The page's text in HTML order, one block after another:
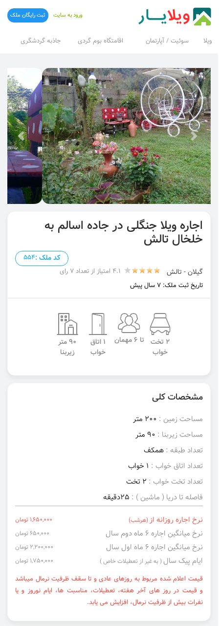
ویلا سوئیت / آپارتمان اقامتگاه بوم گردی جاذبه گردشگری
ورود به سایت ثبت رایگان ملک
اجاره ویلا جنگلی در جاده اسالم به
خلخال تالش
کد ملک :554
گیلان - تالش
4.1 امتیاز از تعداد 7 رای
تاریخ ثبت ملک: 7 سال پیش
2 تخت
خواب
تا 6 مهمان
1 اتاق
خواب
90 متر
زیربنا
مشخصات کلی
مساحت زمین : 200 متر
مساحت زیربنا : 90 متر
تعداد طبقه : همکف
تعداد اتاق خواب : 1 خواب
تعداد تخت خواب : 2 تخت
فاصله تا دریا ( ماشین ) : 25دقیقه
نرخ اجاره روزانه از (هرشب) 1,650,000 تومان
نرخ میانگین اجاره ۶ ماه دوم سال 650,000 تومان
نرخ میانگین اجاره ۶ ماه اول سال 2,200,000 تومان
ایام پیک سال ( به غیر از تعطیلات خاص ) 1,750,000 تومان
قیمت اعلام شده مربوط به روزهای عادی و تا سقف ظرفیت نرمال میباشد
و قیمت در روز های آخر هفته، تعطیلات، مناسبت ها، ایام نوروز و یا
نفرات بیش از ظرفیت نرمال، افزایش می یابد.